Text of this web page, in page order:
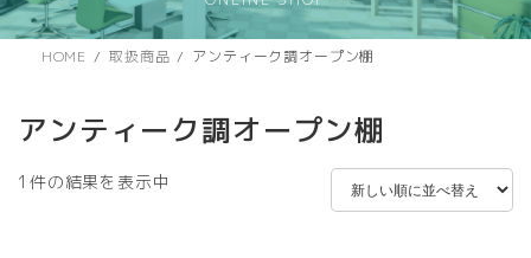
キ
に
HOME 取扱商品 アンティーク調オープン棚
アンティーク調オープン棚
1件の結果を表示中